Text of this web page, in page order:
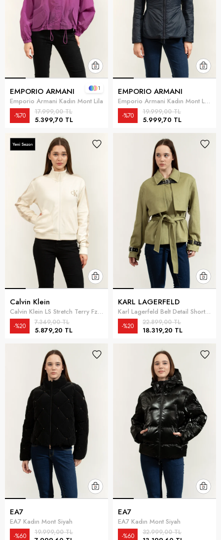
EMPORIO ARMANI
Emporio Armani Kadın Mont Lila
5.399,70 TL
17.999,00 TL
%70
1 EMPORIO ARMANI
Emporio Armani Kadın Mont Lacivert
5.999,70 TL
19.999,00 TL
%70
Calvin Klein
Calvin Klein LS Stretch Terry Fz Track Jacket Kadın Mont Beyaz
5.879,20 TL
7.349,00 TL
%20
KARL LAGERFELD
Karl Lagerfeld Belt Detail Short Soft Coat Kadın Mont Çok Renkli
18.319,20 TL
22.899,00 TL
%20
EA7
EA7 Kadın Mont Siyah
19.999,00 TL
%60
EA7
EA7 Kadın Mont Siyah
32.999,00 TL
%60